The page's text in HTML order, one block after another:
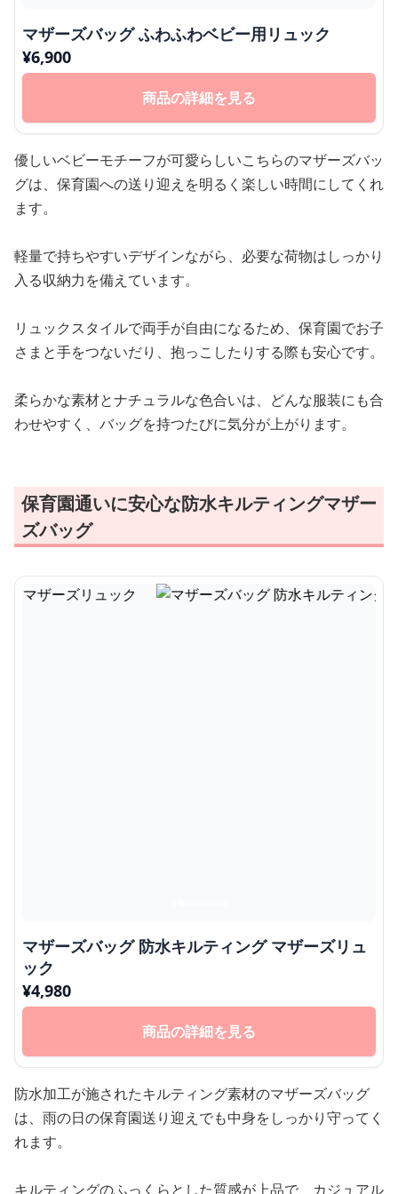
マザーズバッグ ふわふわベビー用リュック
¥6,900
商品の詳細を見る
優しいベビーモチーフが可愛らしいこちらのマザーズバッ
グは、保育園への送り迎えを明るく楽しい時間にしてくれ
ます。
軽量で持ちやすいデザインながら、必要な荷物はしっかり
入る収納力を備えています。
リュックスタイルで両手が自由になるため、保育園でお子
さまと手をつないだり、抱っこしたりする際も安心です。
柔らかな素材とナチュラルな色合いは、どんな服装にも合
わせやすく、バッグを持つたびに気分が上がります。
保育園通いに安心な防水キルティングマザー
ズバッグ
マザーズバッグ 防水キルティング マザーズリュ
ック
¥4,980
商品の詳細を見る
防水加工が施されたキルティング素材のマザーズバッグ
は、雨の日の保育園送り迎えでも中身をしっかり守ってく
れます。
キルティングのふっくらとした質感が上品で、カジュアル